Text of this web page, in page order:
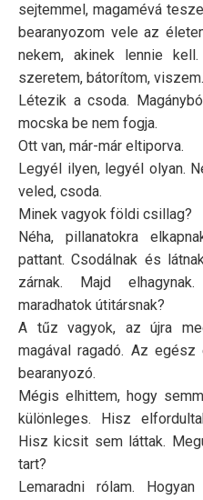
sejtemmel, magamévá
bearanyozom vele az
nekem, akinek lennie
szeretem, bátorítom, viszem.
Létezik a csoda.
mocska be nem fogja.
Ott van, már-már eltiporva.
Legyél ilyen, legyél olyan.
veled, csoda.
Minek vagyok földi csillag?
Néha, pillanatokra
pattant. Csodálnak és
zárnak. Majd
maradhatok útitársnak?
A tűz vagyok, az újra
magával ragadó. Az
bearanyozó.
Mégis elhittem, hogy
különleges. Hisz
Hisz kicsit sem láttak.
tart?
Lemaradni rólam.